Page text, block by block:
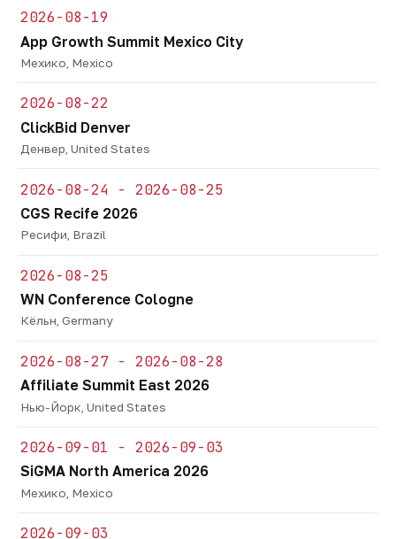
2026-08-19
App Growth Summit Mexico City
Мехико, Mexico
2026-08-22
ClickBid Denver
Денвер, United States
2026-08-24 - 2026-08-25
CGS Recife 2026
Ресифи, Brazil
2026-08-25
WN Conference Cologne
Кёльн, Germany
2026-08-27 - 2026-08-28
Affiliate Summit East 2026
Нью-Йорк, United States
2026-09-01 - 2026-09-03
SiGMA North America 2026
Мехико, Mexico
2026-09-03